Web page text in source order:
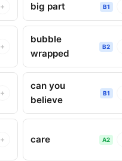
+ big part B1
+
bubble
wrapped
B2
+
can you
believe
B1
+ care A2